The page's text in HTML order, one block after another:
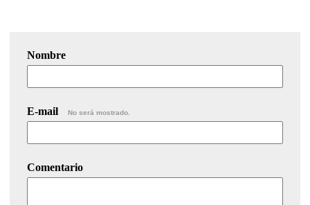
Nombre
E-mail No será mostrado.
Comentario